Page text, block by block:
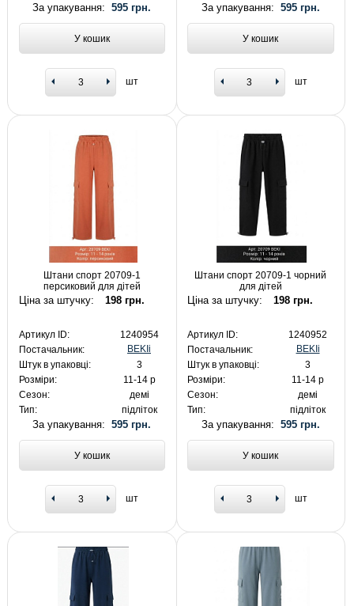
За упакування:595 грн.
У кошик
шт
За упакування: 595 грн.
У кошик
шт
Штани спорт 20709-1
персиковий для дітей
Ціна за штучку: 198 грн.
Артикул ID:
1240954
Постачальник:
BEKIi
Штук в упаковці:
3
Розміри:
11-14 р
Сезон:
демі
Тип:
підліток
За упакування:595 грн.
У кошик
шт
Штани спорт 20709-1 чорний
для дітей
Ціна за штучку: 198 грн.
Артикул ID:
1240952
Постачальник:
BEKIi
Штук в упаковці:
3
Розміри:
11-14 р
Сезон:
демі
Тип:
підліток
За упакування: 595 грн.
У кошик
шт